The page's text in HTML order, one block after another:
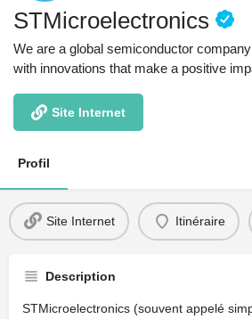
STMicroelectronics
We are a global semiconductor
with innovations that make a positive
Site Internet
Profil
Site Internet Itinéraire
Description
STMicroelectronics (souvent appelé